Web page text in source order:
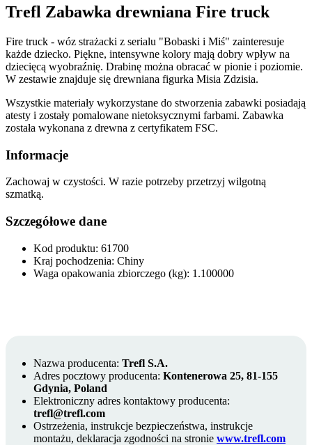
Trefl Zabawka drewniana Fire truck
Fire truck - wóz strażacki z serialu "Bobaski i Miś" zainteresuje
każde dziecko. Piękne, intensywne kolory mają dobry wpływ na
dziecięcą wyobraźnię. Drabinę można obracać w pionie i poziomie.
W zestawie znajduje się drewniana figurka Misia Zdzisia.
Wszystkie materiały wykorzystane do stworzenia zabawki posiadają
atesty i zostały pomalowane nietoksycznymi farbami. Zabawka
została wykonana z drewna z certyfikatem FSC.
Informacje
Zachowaj w czystości. W razie potrzeby przetrzyj wilgotną
szmatką.
Szczegółowe dane
Kod produktu: 61700
Kraj pochodzenia: Chiny
Waga opakowania zbiorczego (kg): 1.100000
Nazwa producenta: Trefl S.A.
Adres pocztowy producenta: Kontenerowa 25, 81-155
Gdynia, Poland
Elektroniczny adres kontaktowy producenta:
trefl@trefl.com
Ostrzeżenia, instrukcje bezpieczeństwa, instrukcje
montażu, deklaracja zgodności na stronie www.trefl.com